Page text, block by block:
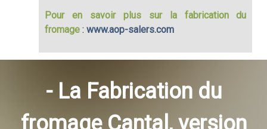
Pour en savoir plus sur la fabrication du
fromage:www.aop-salers.com
- La Fabrication du
fromage Cantal, version